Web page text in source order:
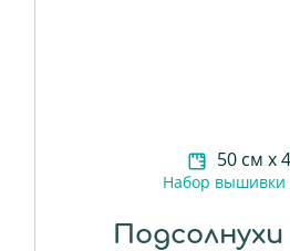
50 см х
Набор вышивки